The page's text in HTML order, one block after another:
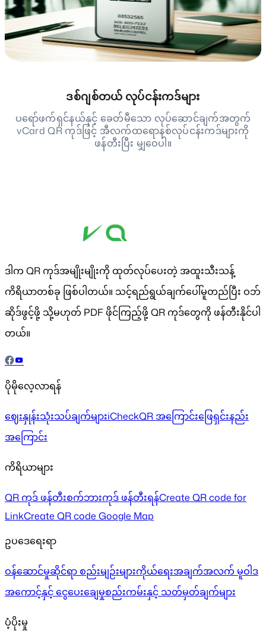
ဒစ်ဂျစ်တယ် လုပ်ငန်းကဒ်များ
ပရော်ဖက်ရှင်နယ်နှင့် ခေတ်မီသော လုပ်ဆောင်ချက်အတွက်
vCard QR ကုဒ်ဖြင့် အီလက်ထရောနစ်လုပ်ငန်းကဒ်များကို
ဖန်တီးပြီး မျှဝေပါ။
ဒါက QR ကုဒ်အမျိုးမျိုးကို ထုတ်လုပ်ပေးတဲ့ အထူးသီးသန့်
ကိရိယာတစ်ခု ဖြစ်ပါတယ်။ သင့်ရည်ရွယ်ချက်ပေါ်မူတည်ပြီး ဝဘ်
ဆိုဒ်ဖွင့်ဖို့ သို့မဟုတ် PDF ဖိုင်ကြည့်ဖို့ QR ကုဒ်တွေကို ဖန်တီးနိုင်ပါ
တယ်။
ပိုမိုလေ့လာရန်
ဈေးနှုန်းသုံးသပ်ချက်များiCheckQR အကြောင်းဖြေရှင်းနည်း
အကြောင်း
ကိရိယာများ
QR ကုဒ် ဖန်တီးစက်ဘားကုဒ် ဖန်တီးရန်Create QR code for
LinkCreate QR code Google Map
ဥပဒေရေးရာ
ဝန်ဆောင်မှုဆိုင်ရာ စည်းမျဉ်းများကိုယ်ရေးအချက်အလက် မူဝါဒ
အကောင့်နှင့် ငွေပေးချေမှုစည်းကမ်းနှင့် သတ်မှတ်ချက်များ
ပံ့ပိုးမှု